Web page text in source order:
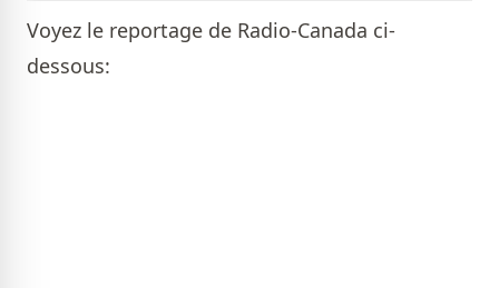
Voyez le reportage de Radio-Canada ci-
dessous: